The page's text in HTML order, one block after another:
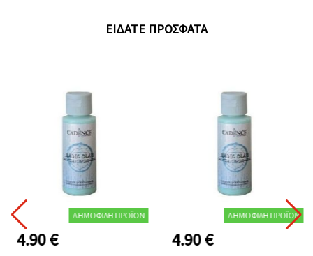
ΕΊΔΑΤΕ ΠΡΌΣΦΑΤΑ
ΔΗΜΟΦΙΛΉ ΠΡΟΪΌΝ
4.90 €
ΔΗΜΟΦΙΛΉ ΠΡΟΪΌΝ
4.90 €